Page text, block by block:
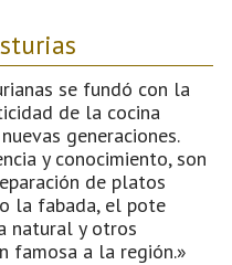
se fundó con la
de la cocina
generaciones.
y conocimiento, son
de platos
la fabada, el pote
natural y otros
famosa a la región.»